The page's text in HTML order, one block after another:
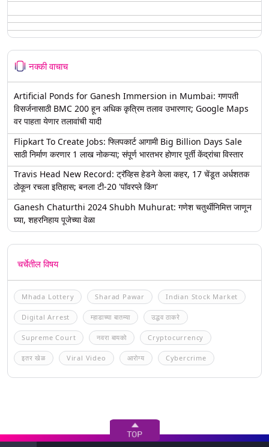
नक्की वाचाच
Artificial Ponds for Ganesh Immersion in Mumbai: गणपती
विसर्जनासाठी BMC 200 हून अधिक कृत्रिम तलाव उभारणार; Google Maps
वर पाहता येणार तलावांची यादी
Flipkart To Create Jobs: फ्लिपकार्ट आगामी Big Billion Days Sale
साठी निर्माण करणार 1 लाख नोकऱ्या; संपूर्ण भारतभर होणार पूर्ती केंद्रांचा विस्तार
Travis Head New Record: ट्रॅव्हिस हेडने केला कहर, 17 चेंडूत अर्धशतक
ठोकून रचला इतिहास; बनला टी-20 'पॉवरप्ले किंग'
Ganesh Chaturthi 2024 Shubh Muhurat: गणेश चतुर्थीनिमित्त जाणून
घ्या, शहरनिहाय पूजेच्या वेळा
चर्चेतील विषय
Mhada Lottery Sharad Pawar Indian Stock Market
Digital Arrest म्हाडाच्या बातम्या उद्धव ठाकरे
Supreme Court नवरा बायको Cryptocurrency
इतर खेळ Viral Video आरोग्य Cybercrime